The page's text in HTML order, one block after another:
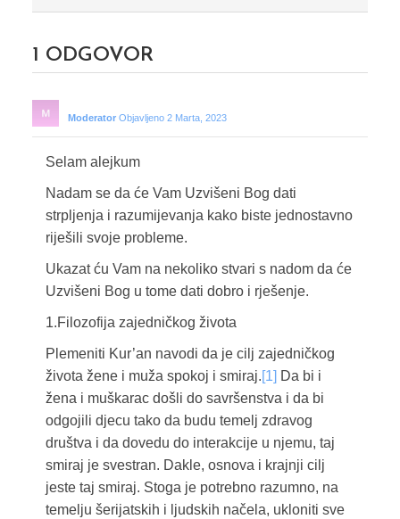
1 ODGOVOR
Moderator Objavljeno 2 Marta, 2023
Selam alejkum
Nadam se da će Vam Uzvišeni Bog dati
strpljenja i razumijevanja kako biste jednostavno
riješili svoje probleme.
Ukazat ću Vam na nekoliko stvari s nadom da će
Uzvišeni Bog u tome dati dobro i rješenje.
1.Filozofija zajedničkog života
Plemeniti Kur’an navodi da je cilj zajedničkog
života žene i muža spokoj i smiraj.[1] Da bi i
žena i muškarac došli do savršenstva i da bi
odgojili djecu tako da budu temelj zdravog
društva i da dovedu do interakcije u njemu, taj
smiraj je svestran. Dakle, osnova i krajnji cilj
jeste taj smiraj. Stoga je potrebno razumno, na
temelju šerijatskih i ljudskih načela, ukloniti sve